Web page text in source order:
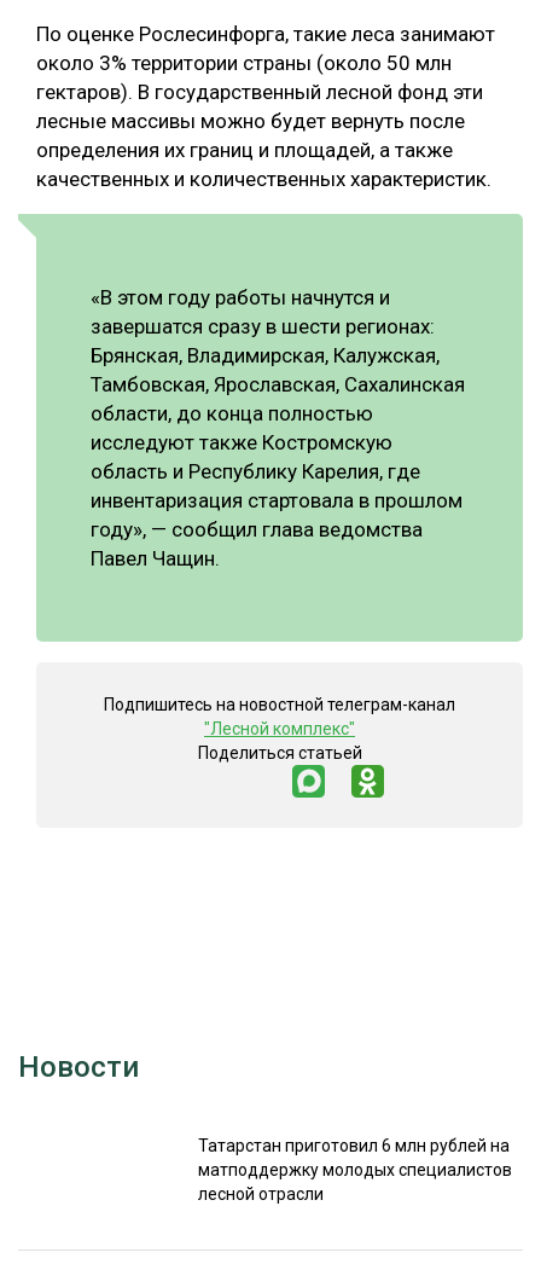
По оценке Рослесинфорга, такие леса занимают
около 3% территории страны (около 50 млн
гектаров). В государственный лесной фонд эти
лесные массивы можно будет вернуть после
определения их границ и площадей, а также
качественных и количественных характеристик.
«В этом году работы начнутся и
завершатся сразу в шести регионах:
Брянская, Владимирская, Калужская,
Тамбовская, Ярославская, Сахалинская
области, до конца полностью
исследуют также Костромскую
область и Республику Карелия, где
инвентаризация стартовала в прошлом
году», — сообщил глава ведомства
Павел Чащин.
Подпишитесь на новостной телеграм-канал
"Лесной комплекс"
Поделиться статьей
Новости
Татарстан приготовил 6 млн рублей на
матподдержку молодых специалистов
лесной отрасли